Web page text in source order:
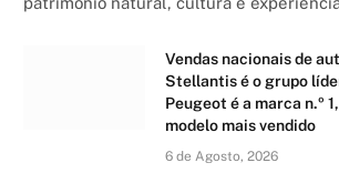
Vendas nacionais de
Stellantis é o grupo
Peugeot é a marca n.º
modelo mais vendido
6 de Agosto, 2026